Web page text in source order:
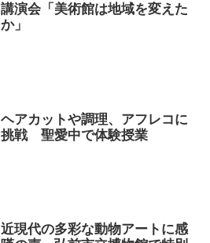
講演会「美術館は地域を変えた
か」
ヘアカットや調理、アフレコに
挑戦 聖愛中で体験授業
近現代の多彩な動物アートに感